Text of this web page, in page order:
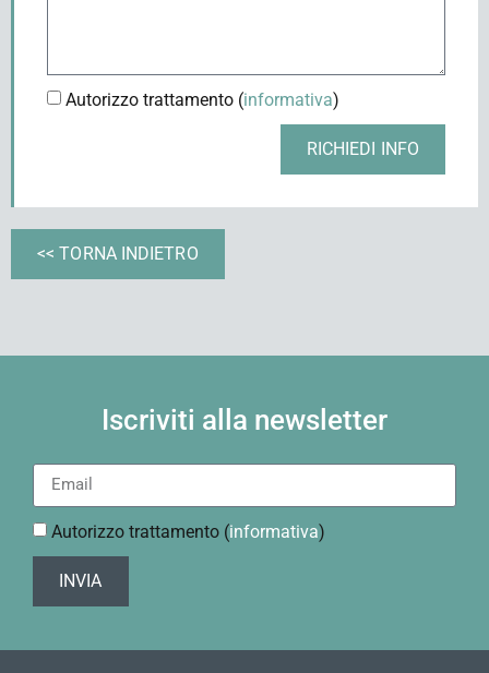
Autorizzo trattamento (informativa)
RICHIEDI INFO
<< TORNA INDIETRO
Iscriviti alla newsletter
Autorizzo trattamento (informativa)
INVIA